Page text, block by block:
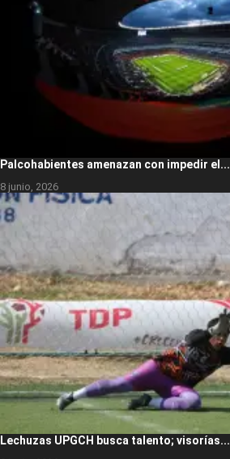
Palcohabientes amenazan con impedir el...
8 junio, 2026
Lechuzas UPGCH busca talento; visorías...